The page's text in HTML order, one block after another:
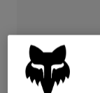
Hosen
Kurze
Jacken
Alle anzeigen
Brillen
Socken
Alle anzeigen